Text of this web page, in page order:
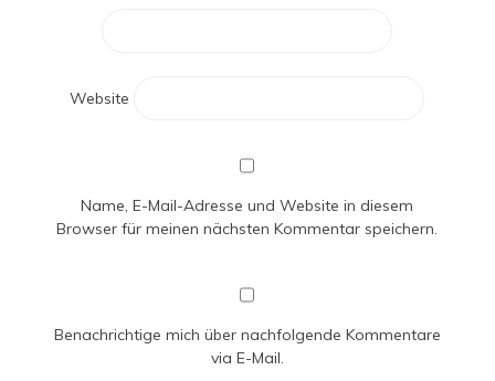
Website
Name, E-Mail-Adresse und Website in diesem
Browser für meinen nächsten Kommentar speichern.
Benachrichtige mich über nachfolgende Kommentare
via E-Mail.